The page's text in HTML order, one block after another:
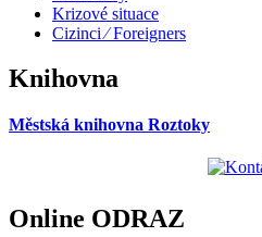
Krizové situace
Cizinci ⁄ Foreigners
Knihovna
Městská knihovna Roztoky
Online ODRAZ